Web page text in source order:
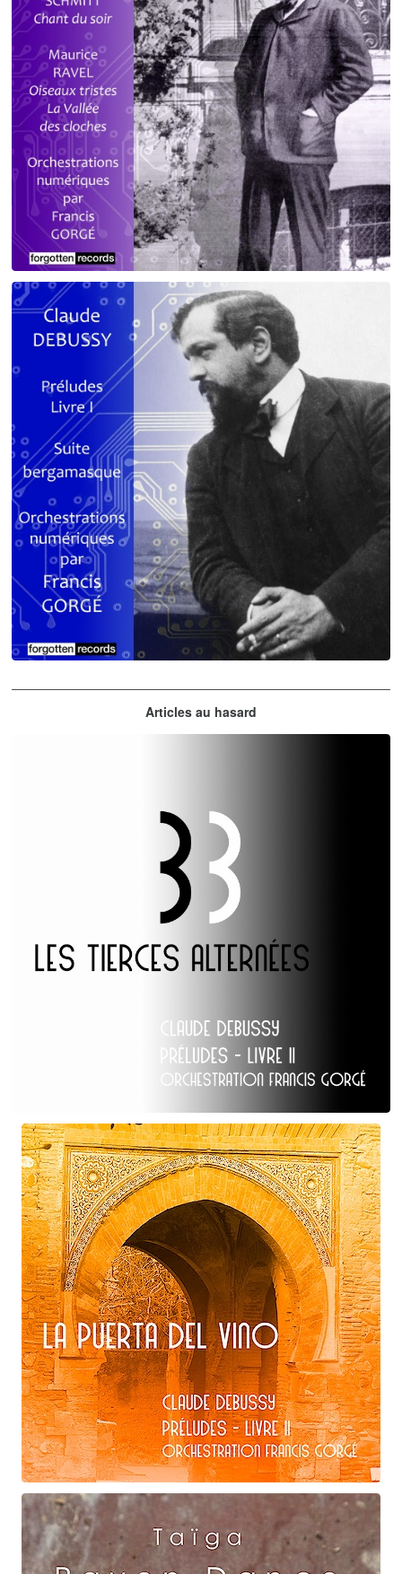
Debussy - Schmitt - Ravel
orchestrations numériques par Francis Gorgé
Articles au hasard
Claude Debussy
Les Tierces alternées
Claude Debussy
La puerta del vino